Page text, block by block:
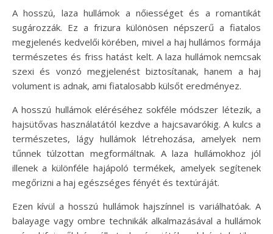
A hosszú, laza hullámok a nőiességet és a romantikát
sugározzák. Ez a frizura különösen népszerű a fiatalos
megjelenés kedvelői körében, mivel a haj hullámos formája
természetes és friss hatást kelt. A laza hullámok nemcsak
szexi és vonzó megjelenést biztosítanak, hanem a haj
volument is adnak, ami fiatalosabb külsőt eredményez.
A hosszú hullámok eléréséhez sokféle módszer létezik, a
hajsütővas használatától kezdve a hajcsavarókig. A kulcs a
természetes, lágy hullámok létrehozása, amelyek nem
tűnnek túlzottan megformáltnak. A laza hullámokhoz jól
illenek a különféle hajápoló termékek, amelyek segítenek
megőrizni a haj egészséges fényét és textúráját.
Ezen kívül a hosszú hullámok hajszínnel is variálhatóak. A
balayage vagy ombre technikák alkalmazásával a hullámok